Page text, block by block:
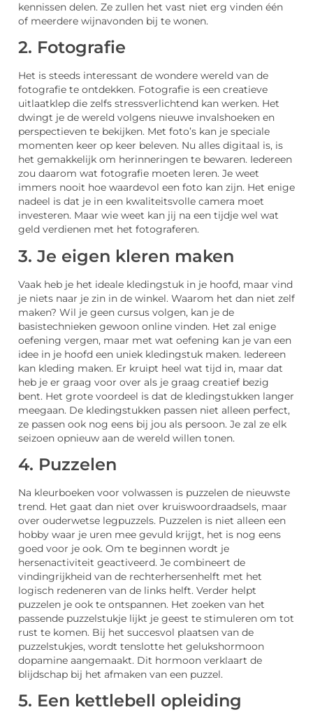
kennissen delen. Ze zullen het vast niet erg vinden één
of meerdere wijnavonden bij te wonen.
2. Fotografie
Het is steeds interessant de wondere wereld van de
fotografie te ontdekken. Fotografie is een creatieve
uitlaatklep die zelfs stressverlichtend kan werken. Het
dwingt je de wereld volgens nieuwe invalshoeken en
perspectieven te bekijken. Met foto’s kan je speciale
momenten keer op keer beleven. Nu alles digitaal is, is
het gemakkelijk om herinneringen te bewaren. Iedereen
zou daarom wat fotografie moeten leren. Je weet
immers nooit hoe waardevol een foto kan zijn. Het enige
nadeel is dat je in een kwaliteitsvolle camera moet
investeren. Maar wie weet kan jij na een tijdje wel wat
geld verdienen met het fotograferen.
3. Je eigen kleren maken
Vaak heb je het ideale kledingstuk in je hoofd, maar vind
je niets naar je zin in de winkel. Waarom het dan niet zelf
maken? Wil je geen cursus volgen, kan je de
basistechnieken gewoon online vinden. Het zal enige
oefening vergen, maar met wat oefening kan je van een
idee in je hoofd een uniek kledingstuk maken. Iedereen
kan kleding maken. Er kruipt heel wat tijd in, maar dat
heb je er graag voor over als je graag creatief bezig
bent. Het grote voordeel is dat de kledingstukken langer
meegaan. De kledingstukken passen niet alleen perfect,
ze passen ook nog eens bij jou als persoon. Je zal ze elk
seizoen opnieuw aan de wereld willen tonen.
4. Puzzelen
Na kleurboeken voor volwassen is puzzelen de nieuwste
trend. Het gaat dan niet over kruiswoordraadsels, maar
over ouderwetse legpuzzels. Puzzelen is niet alleen een
hobby waar je uren mee gevuld krijgt, het is nog eens
goed voor je ook. Om te beginnen wordt je
hersenactiviteit geactiveerd. Je combineert de
vindingrijkheid van de rechterhersenhelft met het
logisch redeneren van de links helft. Verder helpt
puzzelen je ook te ontspannen. Het zoeken van het
passende puzzelstukje lijkt je geest te stimuleren om tot
rust te komen. Bij het succesvol plaatsen van de
puzzelstukjes, wordt tenslotte het gelukshormoon
dopamine aangemaakt. Dit hormoon verklaart de
blijdschap bij het afmaken van een puzzel.
5. Een kettlebell opleiding